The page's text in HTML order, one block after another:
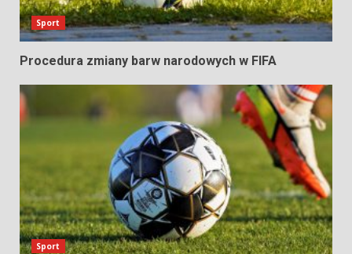
Sport
Procedura zmiany barw narodowych w FIFA
Sport